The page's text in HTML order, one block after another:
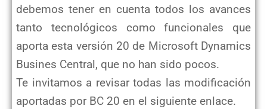
debemos tener en cuenta todos los avances
tanto tecnológicos como funcionales que
aporta esta versión 20 de Microsoft Dynamics
Busines Central, que no han sido pocos.
Te invitamos a revisar todas las modificación
aportadas por BC 20 en el siguiente enlace.